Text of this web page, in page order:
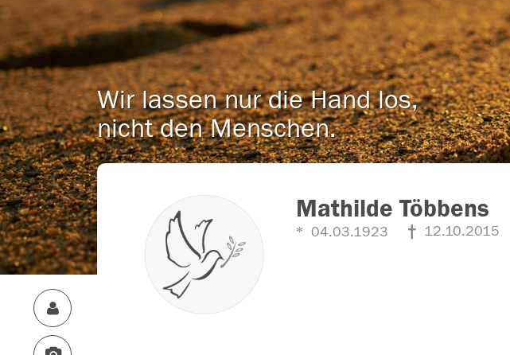
Wir lassen nur die Hand los,
nicht den Menschen.
Mathilde Többens
04.03.1923 12.10.2015